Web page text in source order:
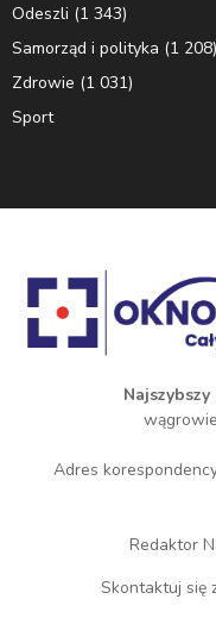
Odeszli (1 343)
Samorząd i polityka (1 208)
Zdrowie (1 031)
Sport
Adres
Redaktor
Skontaktuj się